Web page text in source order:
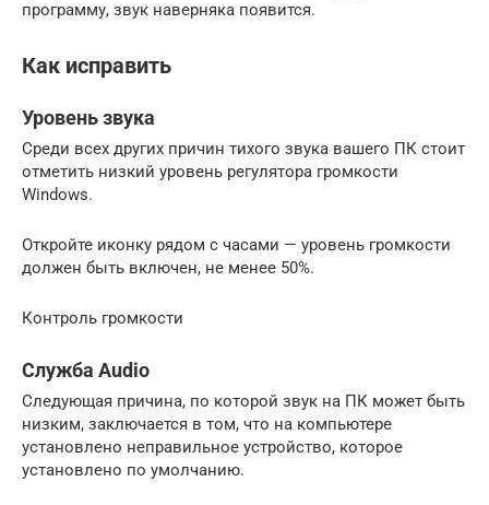
программу, звук наверняка появится.
Как исправить
Уровень звука
Среди всех других причин тихого звука вашего ПК стоит
отметить низкий уровень регулятора громкости
Windows.
Откройте иконку рядом с часами — уровень громкости
должен быть включен, не менее 50%.
Контроль громкости
Служба Audio
Следующая причина, по которой звук на ПК может быть
низким, заключается в том, что на компьютере
установлено неправильное устройство, которое
установлено по умолчанию.